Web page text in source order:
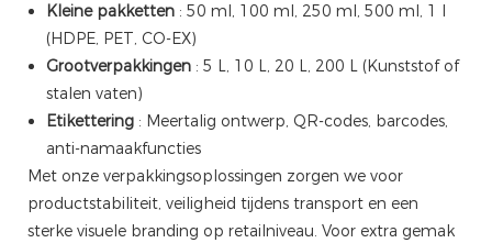
Kleine pakketten : 50 ml, 100 ml, 250 ml, 500 ml, 1 l
(HDPE, PET, CO-EX)
Grootverpakkingen : 5 L, 10 L, 20 L, 200 L (Kunststof of
stalen vaten)
Etikettering : Meertalig ontwerp, QR-codes, barcodes,
anti-namaakfuncties
Met onze verpakkingsoplossingen zorgen we voor
productstabiliteit, veiligheid tijdens transport en een
sterke visuele branding op retailniveau. Voor extra gemak